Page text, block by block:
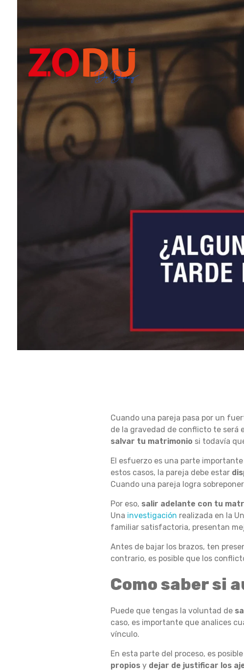
A
L
G
U
N
A
V
Cuando una pareja pasa por un
de la gravedad de conflicto te será
salvar tu matrimonio si todavía
El esfuerzo es una parte
estos casos, la pareja debe estar
Cuando una pareja logra
Por eso, salir adelante con tu
Una investigación realizada en la
familiar satisfactoria, presentan
Antes de bajar los brazos, ten
contrario, es posible que los
Como saber si
Puede que tengas la voluntad de
caso, es importante que analices
vínculo.
En esta parte del proceso, es
propios y dejar de justificar los